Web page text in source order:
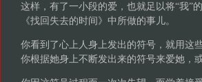
这样，有了一小段的爱，也就足以将“我”
《找回失去的时间》中所做的事儿。
你看到了心上人身上发出的符号，就用这
你根据她身上不断发出来的符号来爱她，